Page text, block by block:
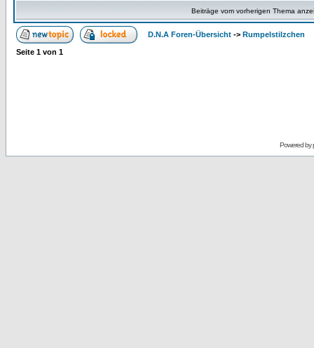
Beiträge vom vorherigen Thema
D.N.A Foren-Übersicht -> Rumpelstilzchen
Seite 1 von 1
Powered by